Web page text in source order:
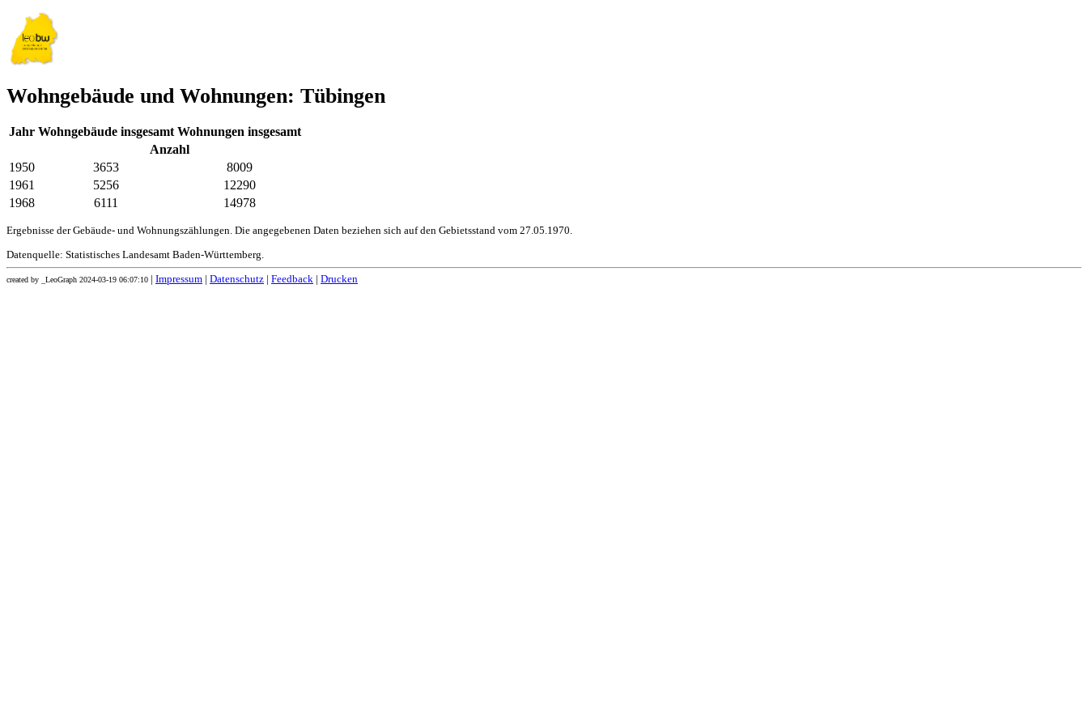
Wohngebäude und Wohnungen: Tübingen
Jahr Wohngebäude insgesamt Wohnungen insgesamt
Anzahl
1950
3653
8009
1961
5256
12290
1968
6111 14978
Ergebnisse der Gebäude- und Wohnungszählungen. Die angegebenen Daten beziehen sich auf den Gebietsstand vom 27.05.1970.
Datenquelle: Statistisches Landesamt Baden-Württemberg.
created by _LeoGraph 2024-03-19 06:07:10 Impressum Datenschutz Feedback Drucken